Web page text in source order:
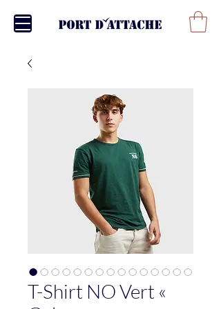
T-Shirt NO Vert «